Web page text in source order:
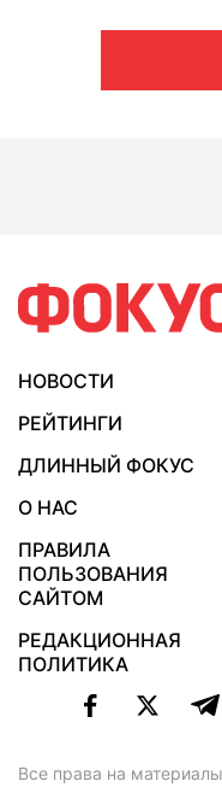
НОВОСТИ
РЕЙТИНГИ
ДЛИННЫЙ ФОКУС
О НАС
ПРАВИЛА
ПОЛЬЗОВАНИЯ
САЙТОМ
РЕДАКЦИОННАЯ
ПОЛИТИКА
Все права на